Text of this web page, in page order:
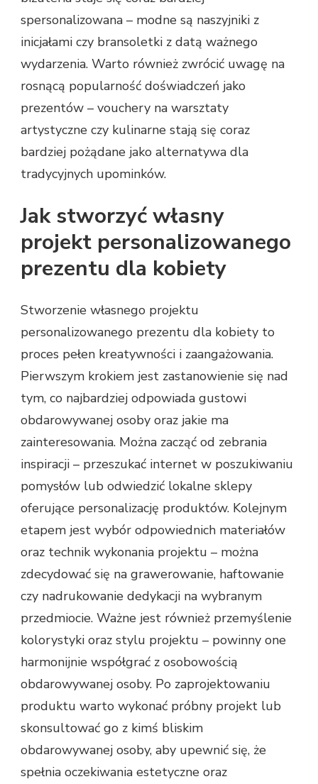
spersonalizowana – modne są naszyjniki z
inicjałami czy bransoletki z datą ważnego
wydarzenia. Warto również zwrócić uwagę na
rosnącą popularność doświadczeń jako
prezentów – vouchery na warsztaty
artystyczne czy kulinarne stają się coraz
bardziej pożądane jako alternatywa dla
tradycyjnych upominków.
Jak stworzyć własny
projekt personalizowanego
prezentu dla kobiety
Stworzenie własnego projektu
personalizowanego prezentu dla kobiety to
proces pełen kreatywności i zaangażowania.
Pierwszym krokiem jest zastanowienie się nad
tym, co najbardziej odpowiada gustowi
obdarowywanej osoby oraz jakie ma
zainteresowania. Można zacząć od zebrania
inspiracji – przeszukać internet w poszukiwaniu
pomysłów lub odwiedzić lokalne sklepy
oferujące personalizację produktów. Kolejnym
etapem jest wybór odpowiednich materiałów
oraz technik wykonania projektu – można
zdecydować się na grawerowanie, haftowanie
czy nadrukowanie dedykacji na wybranym
przedmiocie. Ważne jest również przemyślenie
kolorystyki oraz stylu projektu – powinny one
harmonijnie współgrać z osobowością
obdarowywanej osoby. Po zaprojektowaniu
produktu warto wykonać próbny projekt lub
skonsultować go z kimś bliskim
obdarowywanej osoby, aby upewnić się, że
spełnia oczekiwania estetyczne oraz